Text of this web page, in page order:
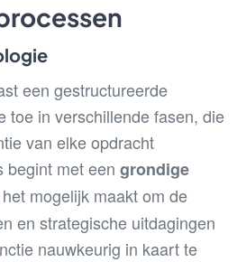
een gestructureerde
toe in verschillende fasen, die
van elke opdracht
begint met een grondige
mogelijk maakt om de
en strategische uitdagingen
nauwkeurig in kaart te